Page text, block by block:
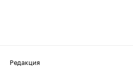
Редакция